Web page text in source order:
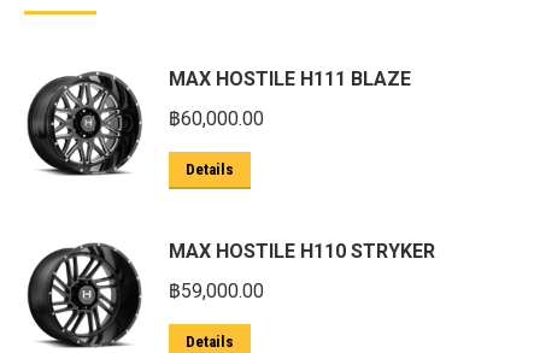
MAX HOSTILE H111 BLAZE
฿60,000.00
Details
MAX HOSTILE H110 STRYKER
฿59,000.00
Details